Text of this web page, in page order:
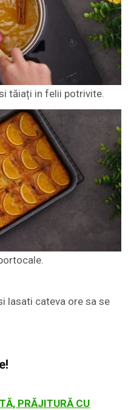
tăiați in felii potrivite.
lasati cateva ore sa se
PRĂJITURĂ CU